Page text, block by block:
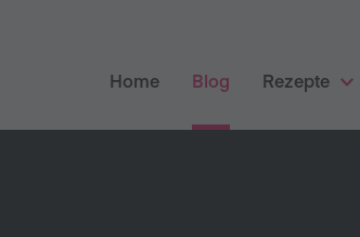
Home Blog Rezepte